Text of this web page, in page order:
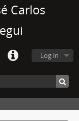
Carlos
Log in